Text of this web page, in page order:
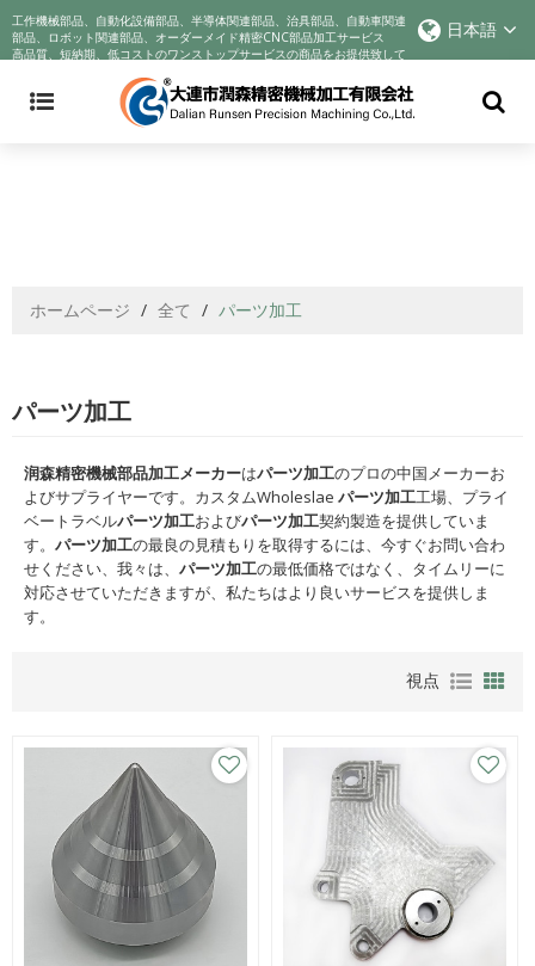
Announcement: Cyndar is tracking the company's actions in response to
the COVID-19 crisis and improving best practices to incentivize better
business behaviors. We voluntarily reduce profits to help companies
through their sadness. We sincerely wish you health
工作機械部品、自動化設備部品、半導体関連部品、治具部品、自動車関連
部品、ロボット関連部品、オーダーメイド精密CNC部品加工サービス
高品質、短納期、低コストのワンストップサービスの商品をお提供致して
日本語
ホームページ / 全て / パーツ加工
パーツ加工
润森精密機械部品加工メーカーはパーツ加工のプロの中国メーカーお
よびサプライヤーです。カスタムWholeslae パーツ加工工場、プライ
ベートラベルパーツ加工およびパーツ加工契約製造を提供していま
す。 パーツ加工の最良の見積もりを取得するには、今すぐお問い合わ
せください、我々は、 パーツ加工の最低価格ではなく、タイムリーに
対応させていただきますが、私たちはより良いサービスを提供しま
す。
視点